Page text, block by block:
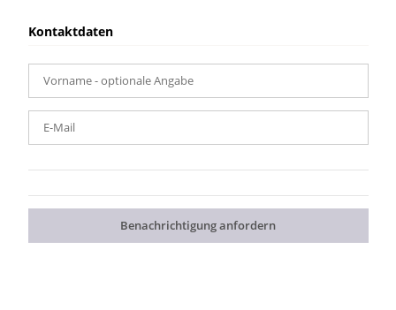
Kontaktdaten
Vorname- optionale Angabe
E-Mail
Benachrichtigung anfordern